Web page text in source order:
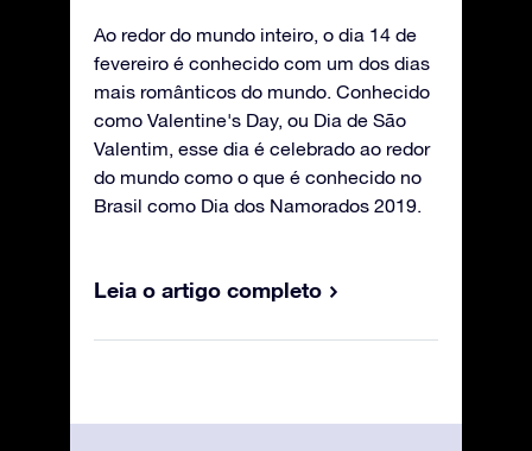
Ao redor do mundo inteiro, o dia 14 de
fevereiro é conhecido com um dos dias
mais românticos do mundo. Conhecido
como Valentine's Day, ou Dia de São
Valentim, esse dia é celebrado ao redor
do mundo como o que é conhecido no
Brasil como Dia dos Namorados 2019.
Leia o artigo completo